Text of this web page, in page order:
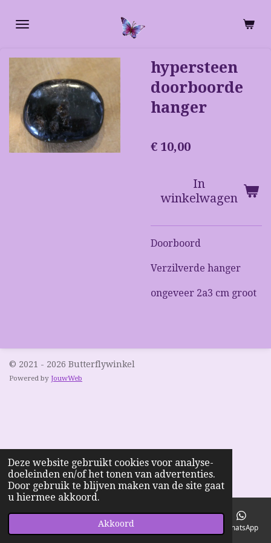
Deze website gebruikt cookies voor analyse-
doeleinden en/of het tonen van advertenties.
Door gebruik te blijven maken van de site gaat
u hiermee akkoord.
Akkoord
direct
de
hoofdinhoud
hypersteen
doorboorde
hanger
€ 10,00
In
winkelwagen
Doorboord
Verzilverde hanger
ongeveer 2a3 cm groot
© 2021 - 2026 Butterflywinkel
Powered by JouwWeb
Telefoonnummer WhatsApp